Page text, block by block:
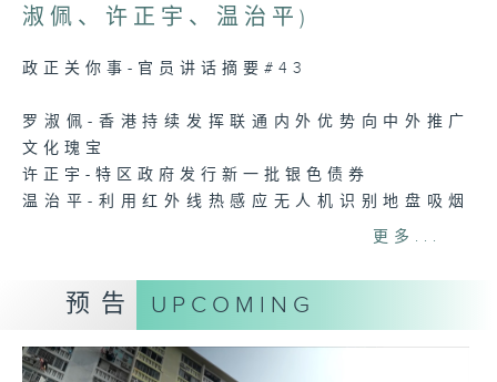
minutes,
7
淑佩、许正宇、温治平)
政正关你事-官员讲话摘要#43
罗淑佩-香港持续发挥联通内外优势向中外推广
文化瑰宝
许正宇-特区政府发行新一批银色债券
温治平-利用红外线热感应无人机识别地盘吸烟
Tag: 官员
更多...
预告 UPCOMING